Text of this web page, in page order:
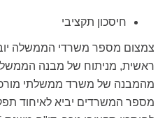
חיסכון תקציבי
צמצום מספר משרדי הממשלה
מהמבנה של משרד ממשלתי
מספר המשרדים יביא לאיחוד